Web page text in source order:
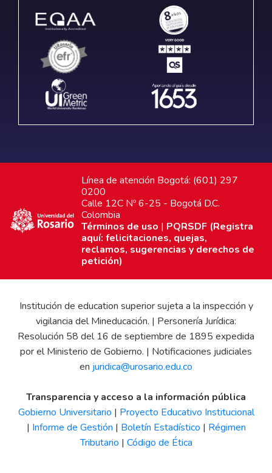
Línea de atención Bogotá: (601) 297
0200
Calle 12C Nº 6-25 - Bogotá D.C.
Colombia
Términos de uso | PQRSDF (Registra
aquí: felicitaciones, quejas,
reclamos, sugerencias y derechos de
petición)
Institución de education superior sujeta a la inspección y
vigilancia del Mineducación. | Personería Jurídica:
Resolución 58 del 16 de septiembre de 1895 expedida
por el Ministerio de Gobierno. | Notificaciones judiciales
en juridica@urosario.edu.co
Transparencia y acceso a la información pública
Gobierno Universitario | Proyecto Educativo Institucional
| Informe de Gestión | Boletín Estadístico | Régimen
Tributario | Código de Ética